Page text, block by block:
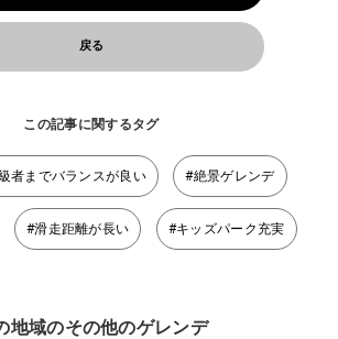
戻る
この記事に関するタグ
者までバランスが良い #絶景ゲレンデ
#滑走距離が長い #キッズパーク充実
地域のその他のゲレンデ